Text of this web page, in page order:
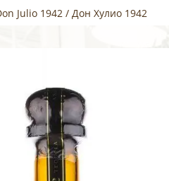
Julio 1942 / Дон Хулио 1942